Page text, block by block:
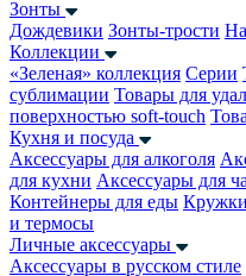
Зонты
Дождевики Зонты-трости
Коллекции
«Зеленая» коллекция Серии
сублимации Товары для
поверхностью soft-touch
Кухня и посуда
Аксессуары для алкоголя
для кухни Аксессуары для
Контейнеры для еды
и термосы
Личные аксессуары
Аксессуары в русском стиле